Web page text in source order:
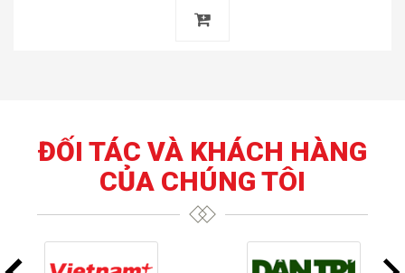
ĐỐI TÁC VÀ KHÁCH HÀNG
CỦA CHÚNG TÔI